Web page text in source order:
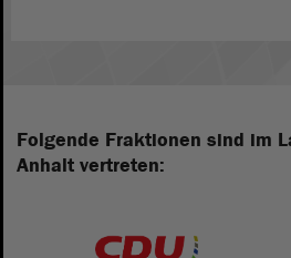
Folgende Fraktionen sind im
Anhalt vertreten: